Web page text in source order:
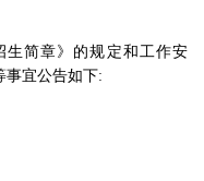
生简章》的规定和工作安
事宜公告如下: